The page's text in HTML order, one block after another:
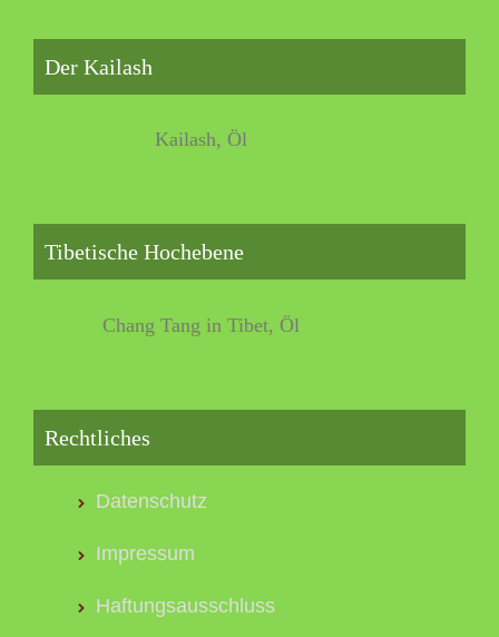
Der Kailash
Kailash, Öl
Tibetische Hochebene
Chang Tang in Tibet, Öl
Rechtliches
Datenschutz
Impressum
Haftungsausschluss